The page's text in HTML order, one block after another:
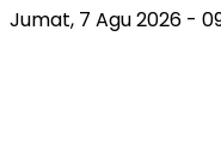
Jumat, 7 Agu 2026 -